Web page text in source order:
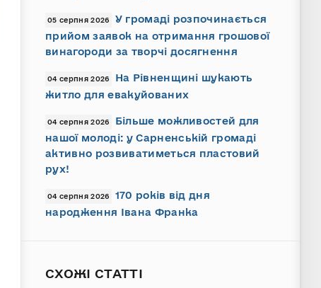
05 серпня 2026
У громаді розпочинається
прийом заявок на отримання грошової
винагороди за творчі досягнення
04 серпня 2026
На Рівненщині шукають
житло для евакуйованих
04 серпня 2026
Більше можливостей для
нашої молоді: у Сарненській громаді
активно розвиватиметься пластовий
рух!
04 серпня 2026
170 років від дня
народження Івана Франка
СХОЖІ СТАТТІ